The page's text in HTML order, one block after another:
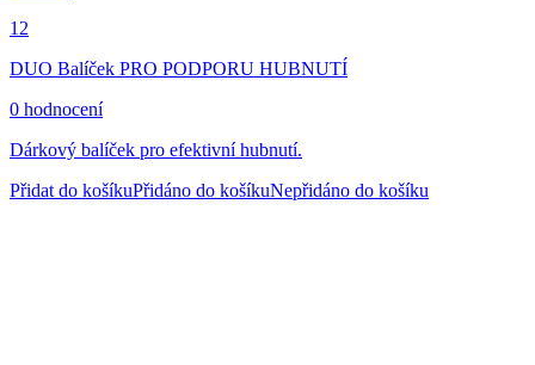
12
DUO Balíček PRO PODPORU HUBNUTÍ
0 hodnocení
Dárkový balíček pro efektivní hubnutí.
Přidat do košíkuPřidáno do košíkuNepřidáno do košíku